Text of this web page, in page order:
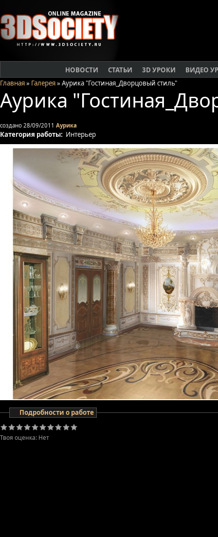
НОВОСТИ СТАТЬИ 3D УРОКИ
ВИДЕО
Главная» Галерея» Аурика "Гостиная_Дворцовый стиль"
Аурика
создано 28/09/2011 Аурика
Категория работы: Интерьер
Подробности о работе
Твоя оценка: Нет